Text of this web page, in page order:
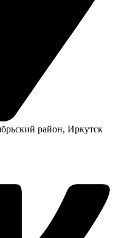
район, Иркутск